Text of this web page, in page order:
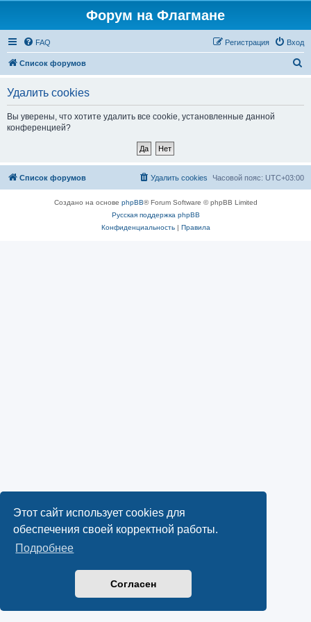
Этот сайт использует cookies для
обеспечения своей корректной работы.
Подробнее
Согласен
Форум на Флагмане
FAQ Вход
Регистрация
Список форумов
Удалить cookies
Вы уверены, что хотите удалить все cookie, установленные данной
конференцией?
Список форумов Часовой пояс: UTC+03:00
Удалить cookies
Создано на основе phpBB® Forum Software © phpBB Limited
Русская поддержка phpBB
Конфиденциальность| Правила